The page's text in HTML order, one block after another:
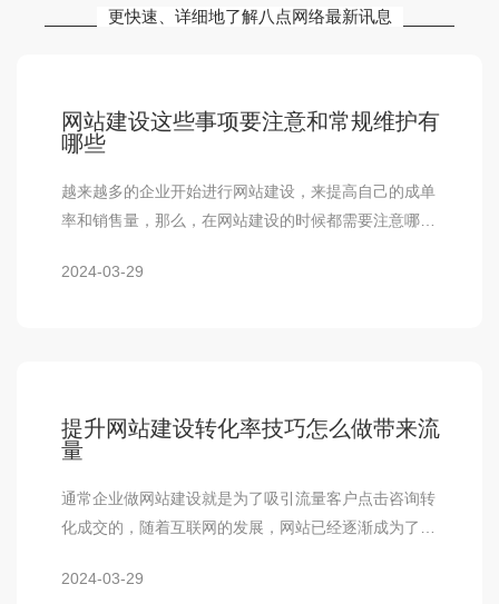
更快速、详细地了解八点网络最新讯息
网站建设这些事项要注意和常规维护有
哪些
越来越多的企业开始进行网站建设，来提高自己的成单
率和销售量，那么，在网站建设的时候都需要注意哪些
2024-03-29
提升网站建设转化率技巧怎么做带来流
量
通常企业做网站建设就是为了吸引流量客户点击咨询转
化成交的，随着互联网的发展，网站已经逐渐成为了销
2024-03-29